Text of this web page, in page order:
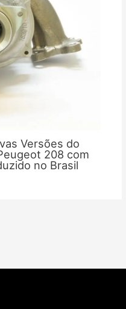
Versões do
208 com
no Brasil